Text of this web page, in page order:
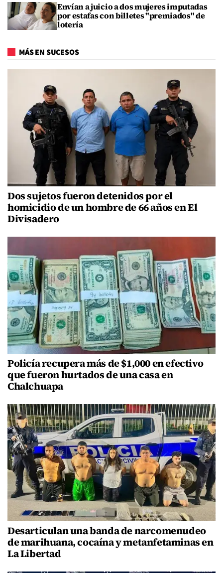
Envían a juicio a dos mujeres imputadas
por estafas con billetes "premiados" de
lotería
MÁS EN SUCESOS
Dos sujetos fueron detenidos por el
homicidio de un hombre de 66 años en El
Divisadero
Policía recupera más de $1,000 en efectivo
que fueron hurtados de una casa en
Chalchuapa
Desarticulan una banda de narcomenudeo
de marihuana, cocaína y metanfetaminas en
La Libertad